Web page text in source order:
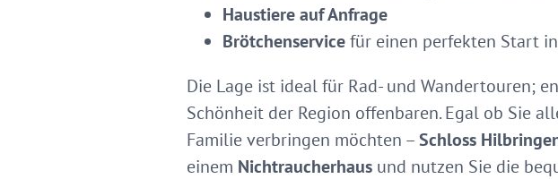
Haustiere auf Anfrage
Brötchenservicefür einen perfekten Start
Die Lage ist ideal für Rad- und Wandertouren;
Schönheit der Region offenbaren. Egal ob Sie
Familie verbringen möchten –Schloss
einem Nichtraucherhaus und nutzen Sie die